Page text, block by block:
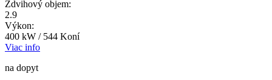
Zdvihový objem:
2.9
Výkon:
400 kW / 544 Koní
Viac info
na dopyt